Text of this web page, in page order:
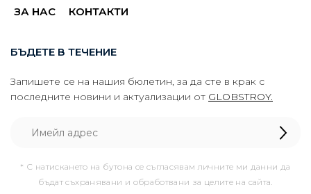
ЗА НАС КОНТАКТИ
БЪДЕТЕ В ТЕЧЕНИЕ
Запишете се на нашия бюлетин, за да сте в крак с
последните новини и актуализации от GLOBSTROY.
* С натискането на бутона се съгласявам личните ми данни да
бъдат съхранявани и обработвани за целите на сайта.